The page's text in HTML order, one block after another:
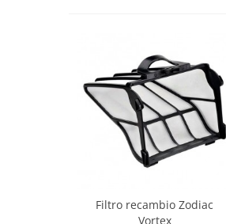
Filtro recambio Zodiac
Vortex